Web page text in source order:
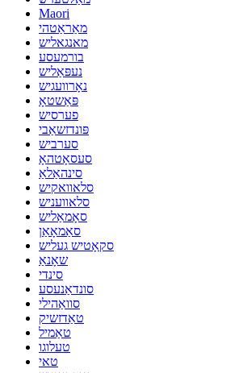
Maori
מאַראַטהי
מאנגאליש
בורמעסע
נעפּאַליש
נאָרוועגיש
פּאַשטאָ
פערסיש
פּונדזשאַבי
סערביש
סעסאָטהאָ
סינהאַלאַ
סלאוואקיש
סלאוועניש
סאָמאַליש
סאַמאָאַן
סקאָטיש געליש
שאָנאַ
סינדי
סונדאַנעסע
סוואַהילי
טאַדזשיק
טאַמיל
טעלוגו
טאי